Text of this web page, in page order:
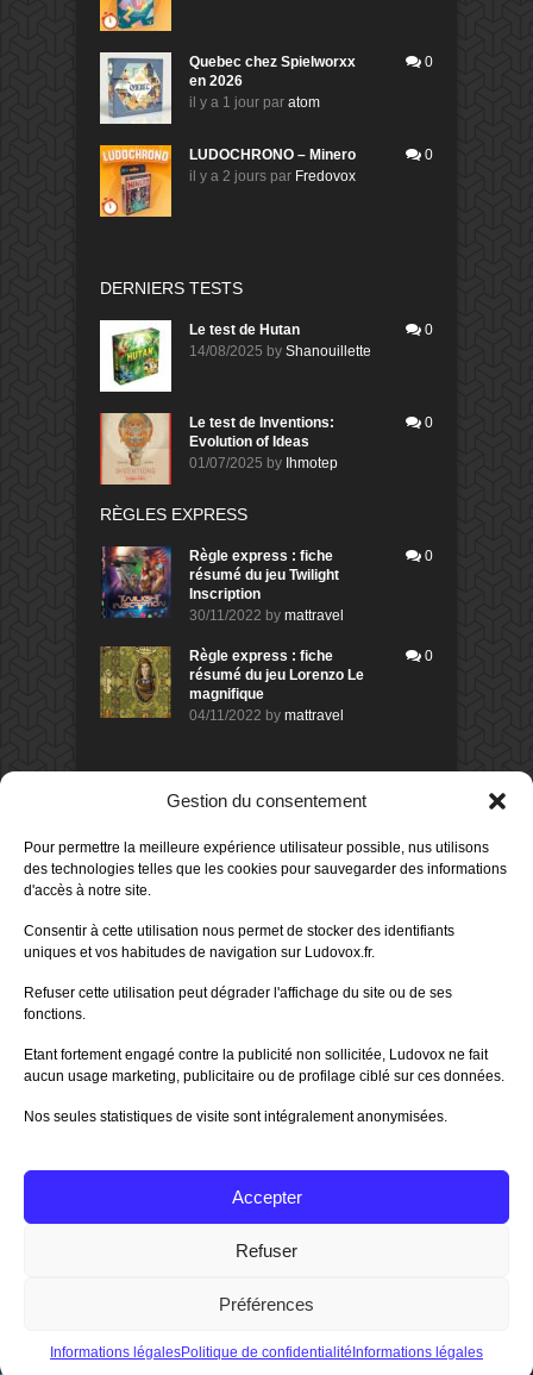
Gestion du consentement
Pour permettre la meilleure expérience utilisateur possible, nus utilisons
des technologies telles que les cookies pour sauvegarder des informations
d'accès à notre site.
Consentir à cette utilisation nous permet de stocker des identifiants
uniques et vos habitudes de navigation sur Ludovox.fr.
Refuser cette utilisation peut dégrader l'affichage du site ou de ses
fonctions.
Etant fortement engagé contre la publicité non sollicitée, Ludovox ne fait
aucun usage marketing, publicitaire ou de profilage ciblé sur ces données.
Nos seules statistiques de visite sont intégralement anonymisées.
Accepter
Refuser
Préférences
Informations légalesPolitique de confidentialité Informations légales
Quebec chez Spielworxx
en 2026
il y a 1 jour par atom
0
LUDOCHRONO – Minero
il y a 2 jours par Fredovox
0
DERNIERS TESTS
Le test de Hutan
14/08/2025 by Shanouillette
0
Le test de Inventions:
Evolution of Ideas
01/07/2025 by Ihmotep
0
RÈGLES EXPRESS
Règle express : fiche
résumé du jeu Twilight
Inscription
30/11/2022 by mattravel
0
Règle express : fiche
résumé du jeu Lorenzo Le
magnifique
04/11/2022 by mattravel
0
DERNIERS AVIS DES MEMBRES
Avis de
Sur le jeu Collect!
il y a 1 jour
Avis demorlockbob
Sur le jeu Detective Box - Ciao
Publié leil y a 2 jours
80%
Sur le jeu Detective Box - Ciao
Bella
Nos Partenaires| Fat Media © 2013 All
Politique de confidentialité | CGU App Ludovox